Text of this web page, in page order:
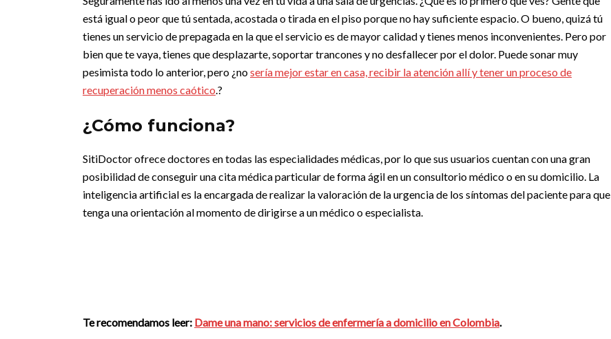
está igual o peor que tú sentada, acostada o tirada en el piso porque no hay suficiente espacio. O bueno, quizá tú
tienes un servicio de prepagada en la que el servicio es de mayor calidad y tienes menos inconvenientes. Pero por
bien que te vaya, tienes que desplazarte, soportar trancones y no desfallecer por el dolor. Puede sonar muy
pesimista todo lo anterior, pero ¿nosería mejor estar en casa, recibir la atención allí y tener un proceso de
recuperación menos caótico.?
¿Cómo funciona?
SitiDoctor ofrece doctores en todas las especialidades médicas, por lo que sus usuarios cuentan con una gran
posibilidad de conseguir una cita médica particular de forma ágil en un consultorio médico o en su domicilio. La
inteligencia artificial es la encargada de realizar la valoración de la urgencia de los síntomas del paciente para que
tenga una orientación al momento de dirigirse a un médico o especialista.
Te recomendamos leer: Dame una mano: servicios de enfermería a domicilio en Colombia.